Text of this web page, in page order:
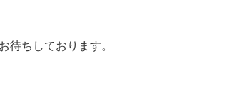
待ちしております。